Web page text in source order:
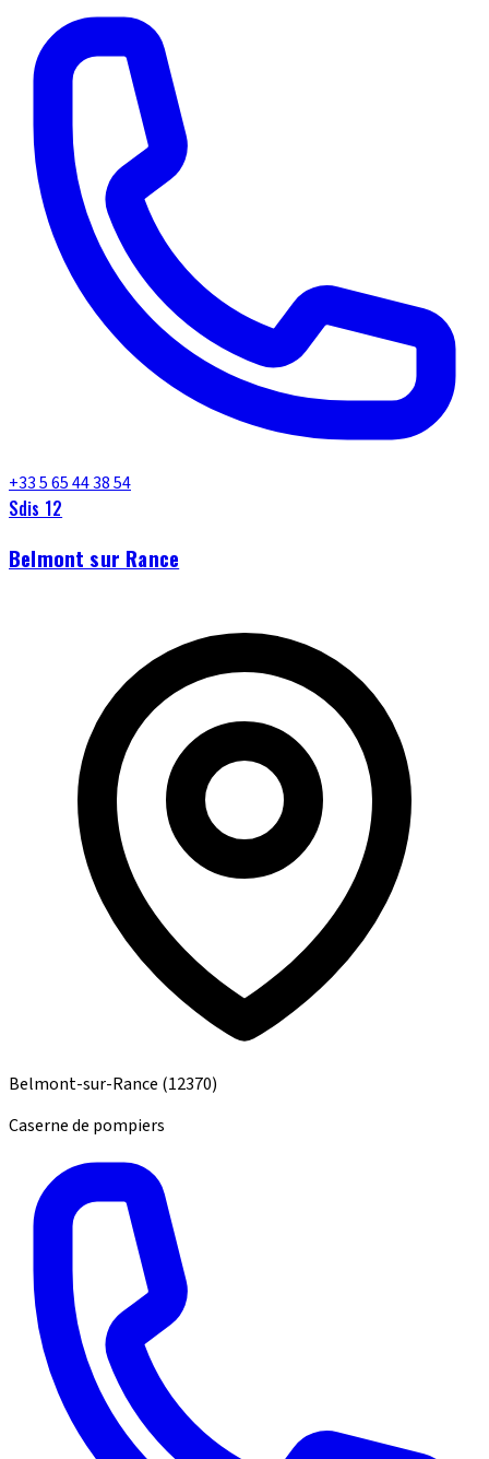
+33 5 65 44 38 54
Sdis 12
Belmont sur Rance
Belmont-sur-Rance (12370)
Caserne de pompiers